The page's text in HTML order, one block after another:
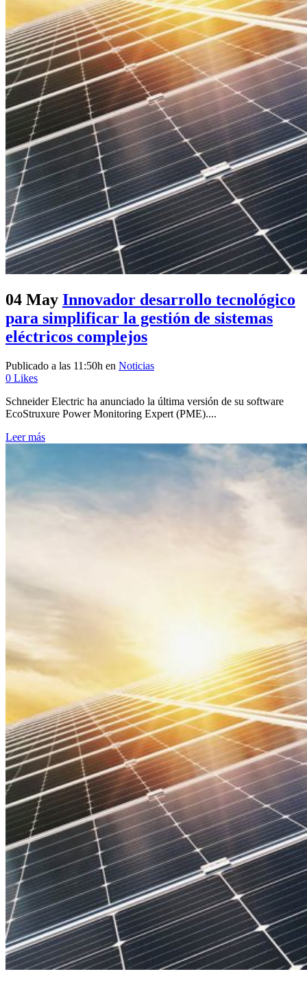
04 May Innovador desarrollo tecnológico
para simplificar la gestión de sistemas
eléctricos complejos
Publicado a las 11:50h en Noticias
0 Likes
Schneider Electric ha anunciado la última versión de su software
EcoStruxure Power Monitoring Expert (PME)....
Leer más